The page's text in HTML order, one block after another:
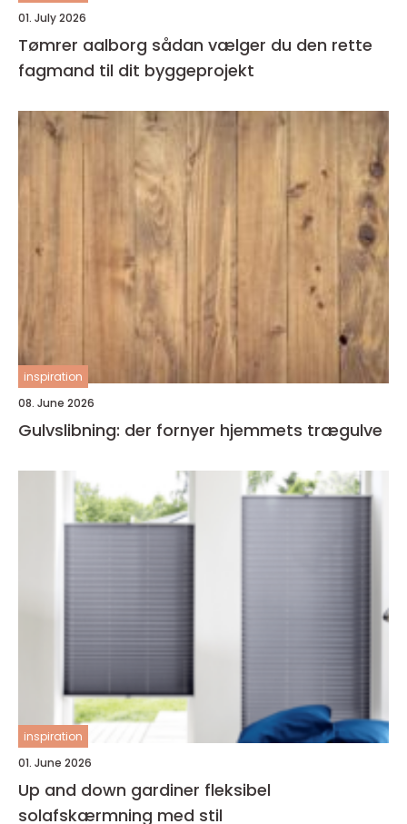
01. July 2026
Tømrer aalborg sådan vælger du den rette
fagmand til dit byggeprojekt
inspiration
08. June 2026
Gulvslibning: der fornyer hjemmets trægulve
inspiration
01. June 2026
Up and down gardiner fleksibel
solafskærmning med stil